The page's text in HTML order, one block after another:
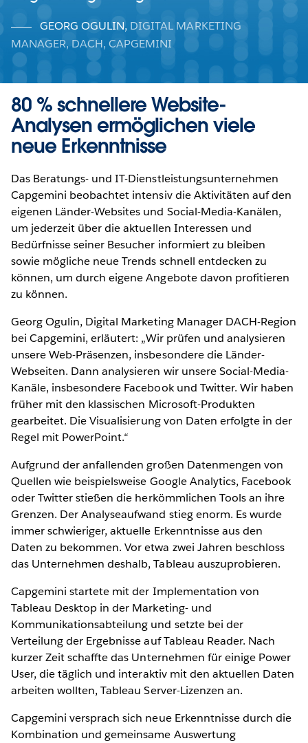
GEORG OGULIN, DIGITAL MARKETING
MANAGER, DACH, CAPGEMINI
80 % schnellere Website-
Analysen ermöglichen viele
neue Erkenntnisse
Das Beratungs- und IT-Dienstleistungsunternehmen
Capgemini beobachtet intensiv die Aktivitäten auf den
eigenen Länder-Websites und Social-Media-Kanälen,
um jederzeit über die aktuellen Interessen und
Bedürfnisse seiner Besucher informiert zu bleiben
sowie mögliche neue Trends schnell entdecken zu
können, um durch eigene Angebote davon profitieren
zu können.
Georg Ogulin, Digital Marketing Manager DACH-Region
bei Capgemini, erläutert: „Wir prüfen und analysieren
unsere Web-Präsenzen, insbesondere die Länder-
Webseiten. Dann analysieren wir unsere Social-Media-
Kanäle, insbesondere Facebook und Twitter. Wir haben
früher mit den klassischen Microsoft-Produkten
gearbeitet. Die Visualisierung von Daten erfolgte in der
Regel mit PowerPoint.“
Aufgrund der anfallenden großen Datenmengen von
Quellen wie beispielsweise Google Analytics, Facebook
oder Twitter stießen die herkömmlichen Tools an ihre
Grenzen. Der Analyseaufwand stieg enorm. Es wurde
immer schwieriger, aktuelle Erkenntnisse aus den
Daten zu bekommen. Vor etwa zwei Jahren beschloss
das Unternehmen deshalb, Tableau auszuprobieren.
Capgemini startete mit der Implementation von
Tableau Desktop in der Marketing- und
Kommunikationsabteilung und setzte bei der
Verteilung der Ergebnisse auf Tableau Reader. Nach
kurzer Zeit schaffte das Unternehmen für einige Power
User, die täglich und interaktiv mit den aktuellen Daten
arbeiten wollten, Tableau Server-Lizenzen an.
Capgemini versprach sich neue Erkenntnisse durch die
Kombination und gemeinsame Auswertung